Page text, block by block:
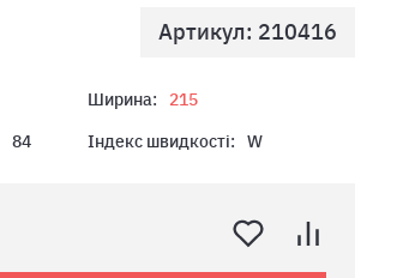
Артикул: 210416
Ширина:
215
84 Індекс швидкості: W